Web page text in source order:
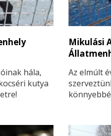
hála,
kutya
Mikulási
Az elmúlt